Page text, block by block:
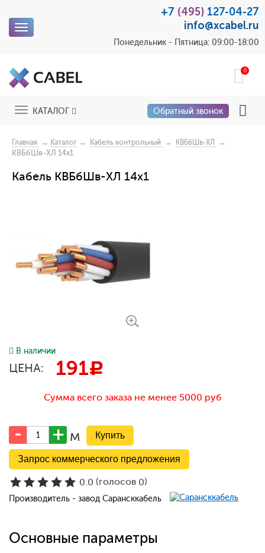
Toggle
+7 (495) 127-04-27
info@xcabel.ru
Понедельник - Пятница: 09:00-18:00
0
ToggleКАТАЛОГ Обратный звонок
Главная → Каталог → Кабель контрольный → КВБбШв-ХЛ
→
КВБбШв-ХЛ 14х1
Кабель КВБбШв-ХЛ 14х1
В наличии
ЦЕНА: 191c
Сумма всего заказа не менее 5000 руб
м
Запрос коммерческого предложения
0.0 (голосов 0)
Производитель - завод Сарансккабель
Основные параметры